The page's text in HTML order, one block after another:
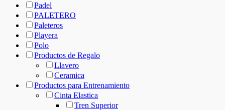
Padel
PALETERO
Paleteros
Playera
Polo
Productos de Regalo
Llavero
Ceramica
Productos para Entrenamiento
Cinta Elastica
Tren Superior